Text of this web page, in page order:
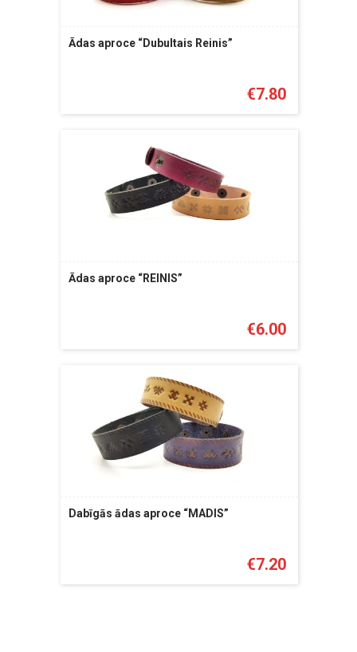
Ādas aproce “Dubultais Reinis”
€7.80
Ādas aproce “REINIS”
€6.00
Dabīgās ādas aproce “MADIS”
€7.20